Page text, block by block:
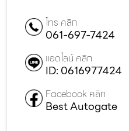
โทร คลิก
061-697-7424
แอดไลน์ คลิก
ID: 0616977424
Facebook คลิก
Best Autogate